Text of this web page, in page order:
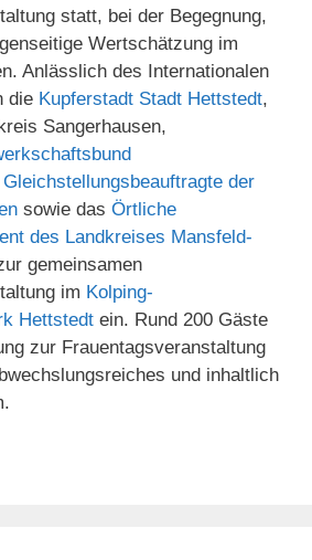
statt, bei der Begegnung,
Wertschätzung im
Anlässlich des Internationalen
die Kupferstadt Stadt Hettstedt,
Sangerhausen,
Gleichstellungsbeauftragte der
sowie das Örtliche
des Landkreises Mansfeld-
gemeinsamen
im Kolping-
Hettstedt ein. Rund 200 Gäste
zur Frauentagsveranstaltung
und inhaltlich